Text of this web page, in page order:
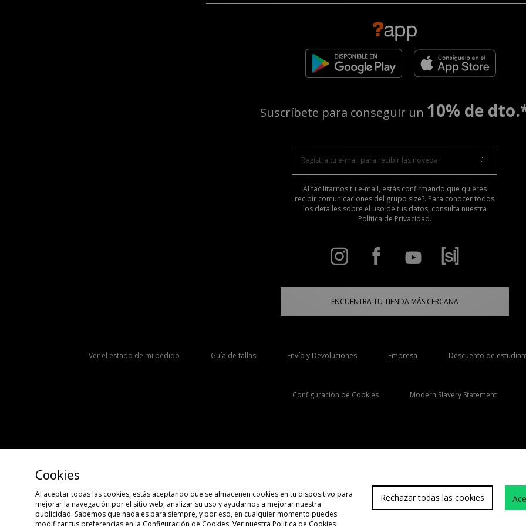
Suscríbete para conseguir un 10% de
Al facilitarnos tu e-mail, estás confirmando que quieres
recibir comunicaciones del grupo size?. Para conocer todos
los detalles sobre el uso de tus datos, consulta nuestra
Política de Privacidad.
ENCUENTRA TU TIENDA MÁS CERCANA
Ver el estado de mi pedido Guía de tallas Envío y Devoluciones Empresa Descuento de
Configuración de Cookies Modern Slavery Statement
Atención cliente
Copyright © 2026 size?, Todos los derechos reservados.
Cookies
Al aceptar todas las cookies, estás aceptando que se almacenen cookies en tu dispositivo para
mejorar la navegación por el sitio web, analizar su uso y ayudarnos a mejorar nuestra
publicidad. Sabemos que nada es para siempre, y por eso, en cualquier momento puedes
modificar tus preferencias en la Configuración de Cookies. Ver nuestra Política de Cookies
Rechazar todas las cookies